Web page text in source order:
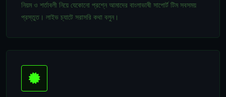
নিয়ম ও শর্তাবলী নিয়ে যেকোনো প্রশ্নে আমাদের বাংলাভাষী সাপোর্ট টিম সবসময়
প্রস্তুত। লাইভ চ্যাটে সরাসরি কথা বলুন।